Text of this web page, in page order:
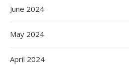
June 2024
May 2024
April 2024